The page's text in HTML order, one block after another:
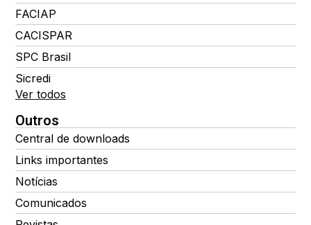
FACIAP
CACISPAR
SPC Brasil
Sicredi
Ver todos
Outros
Central de downloads
Links importantes
Notícias
Comunicados